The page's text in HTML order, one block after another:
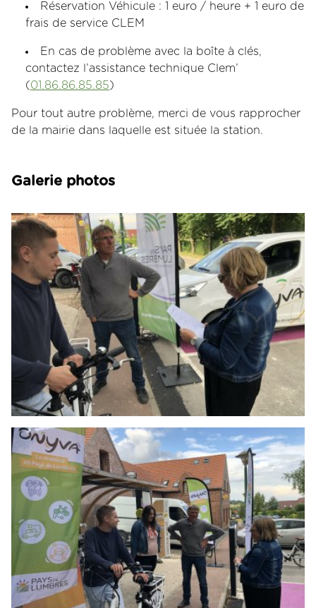
Réservation Véhicule : 1 euro / heure + 1 euro de
frais de service CLEM
En cas de problème avec la boîte à clés,
contactez l’assistance technique Clem’
(01.86.86.85.85)
Pour tout autre problème, merci de vous rapprocher
de la mairie dans laquelle est située la station.
Galerie photos